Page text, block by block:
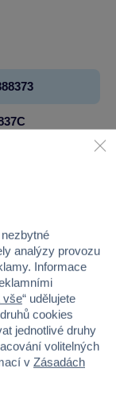
analýzy provozu
Informace
vše“ udělujete
cookies
jednotlivé druhy
volitelných
v Zásadách